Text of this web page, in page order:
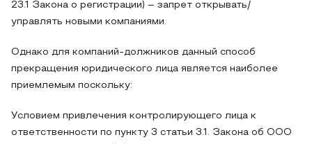
23.1 Закона о регистрации) – запрет открывать/
управлять новыми компаниями.
Однако для компаний-должников данный способ
прекращения юридического лица является наиболее
приемлемым поскольку:
Условием привлечения контролирующего лица к
ответственности по пункту 3 статьи 3.1. Закона об ООО